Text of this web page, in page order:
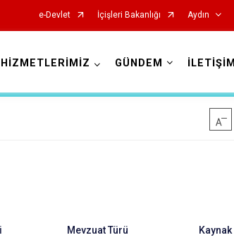
e-Devlet İçişleri Bakanlığı Aydın
HİZMETLERİMİZ GÜNDEM İLETİŞİM